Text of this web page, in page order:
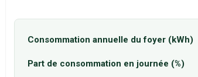
Consommation annuelle du foyer (kWh)
Part de consommation en journée (%)